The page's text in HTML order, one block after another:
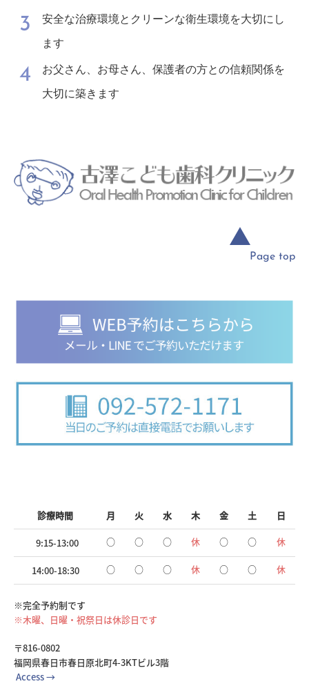
3 安全な治療環境とクリーンな衛生環境を大切にし
ます
4 お父さん、お母さん、保護者の方との信頼関係を
大切に築きます
▲
Page top
診療時間 月 火 水 木 金 土 日
9:15-13:00 ○ ○ ○ 休 ○ ○ 休
14:00-18:30 ○ ○ ○ 休 ○ ○ 休
※完全予約制です
※木曜、日曜・祝祭日は休診日です
〒816-0802
福岡県春日市春日原北町4-3KTビル3階
Access →